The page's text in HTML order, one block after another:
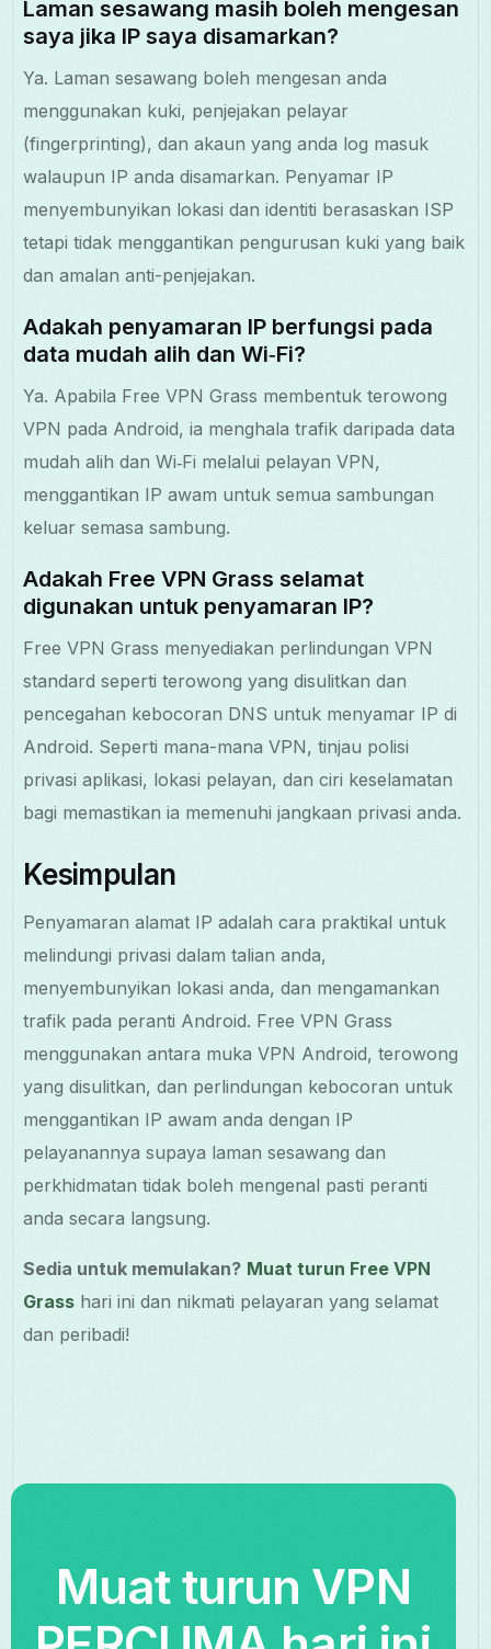
Laman sesawang masih boleh mengesan
saya jika IP saya disamarkan?
Ya. Laman sesawang boleh mengesan anda
menggunakan kuki, penjejakan pelayar
(fingerprinting), dan akaun yang anda log masuk
walaupun IP anda disamarkan. Penyamar IP
menyembunyikan lokasi dan identiti berasaskan ISP
tetapi tidak menggantikan pengurusan kuki yang baik
dan amalan anti-penjejakan.
Adakah penyamaran IP berfungsi pada
data mudah alih dan Wi‑Fi?
Ya. Apabila Free VPN Grass membentuk terowong
VPN pada Android, ia menghala trafik daripada data
mudah alih dan Wi‑Fi melalui pelayan VPN,
menggantikan IP awam untuk semua sambungan
keluar semasa sambung.
Adakah Free VPN Grass selamat
digunakan untuk penyamaran IP?
Free VPN Grass menyediakan perlindungan VPN
standard seperti terowong yang disulitkan dan
pencegahan kebocoran DNS untuk menyamar IP di
Android. Seperti mana-mana VPN, tinjau polisi
privasi aplikasi, lokasi pelayan, dan ciri keselamatan
bagi memastikan ia memenuhi jangkaan privasi anda.
Kesimpulan
Penyamaran alamat IP adalah cara praktikal untuk
melindungi privasi dalam talian anda,
menyembunyikan lokasi anda, dan mengamankan
trafik pada peranti Android. Free VPN Grass
menggunakan antara muka VPN Android, terowong
yang disulitkan, dan perlindungan kebocoran untuk
menggantikan IP awam anda dengan IP
pelayanannya supaya laman sesawang dan
perkhidmatan tidak boleh mengenal pasti peranti
anda secara langsung.
Sedia untuk memulakan? Muat turun Free VPN
Grass hari ini dan nikmati pelayaran yang selamat
dan peribadi!
Muat turun VPN